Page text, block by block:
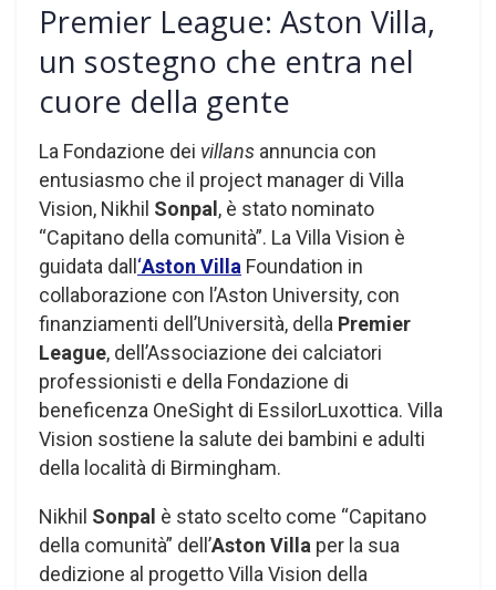
Premier League: Aston Villa,
un sostegno che entra nel
cuore della gente
La Fondazione dei villans annuncia con
entusiasmo che il project manager di Villa
Vision, Nikhil Sonpal , è stato nominato
“Capitano della comunità”. La Villa Vision è
guidata dall ‘Aston Villa Foundation in
collaborazione con l’Aston University, con
finanziamenti dell’Università, della Premier
League, dell’Associazione dei calciatori
professionisti e della Fondazione di
beneficenza OneSight di EssilorLuxottica. Villa
Vision sostiene la salute dei bambini e adulti
della località di Birmingham.
Nikhil Sonpal è stato scelto come “Capitano
della comunità” dell’Aston Villa per la sua
dedizione al progetto Villa Vision della